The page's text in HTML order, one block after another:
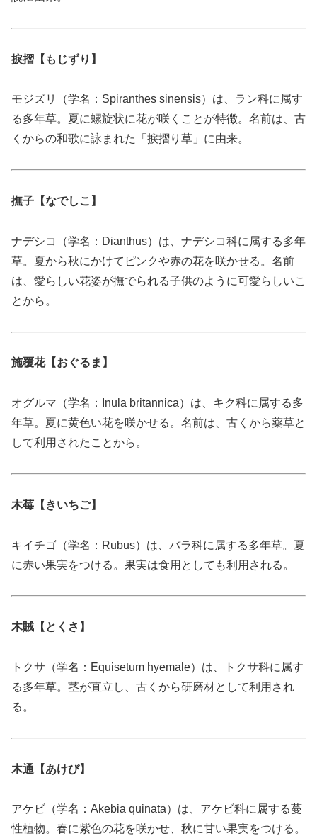
捩摺【もじずり】
モジズリ（学名：Spiranthes sinensis）は、ラン科に属す
る多年草。夏に螺旋状に花が咲くことが特徴。名前は、古
くからの和歌に詠まれた「捩摺り草」に由来。
撫子【なでしこ】
ナデシコ（学名：Dianthus）は、ナデシコ科に属する多年
草。夏から秋にかけてピンクや赤の花を咲かせる。名前
は、愛らしい花姿が撫でられる子供のように可愛らしいこ
とから。
施覆花【おぐるま】
オグルマ（学名：Inula britannica）は、キク科に属する多
年草。夏に黄色い花を咲かせる。名前は、古くから薬草と
して利用されたことから。
木莓【きいちご】
キイチゴ（学名：Rubus）は、バラ科に属する多年草。夏
に赤い果実をつける。果実は食用としても利用される。
木賊【とくさ】
トクサ（学名：Equisetum hyemale）は、トクサ科に属す
る多年草。茎が直立し、古くから研磨材として利用され
る。
木通【あけび】
アケビ（学名：Akebia quinata）は、アケビ科に属する蔓
性植物。春に紫色の花を咲かせ、秋に甘い果実をつける。